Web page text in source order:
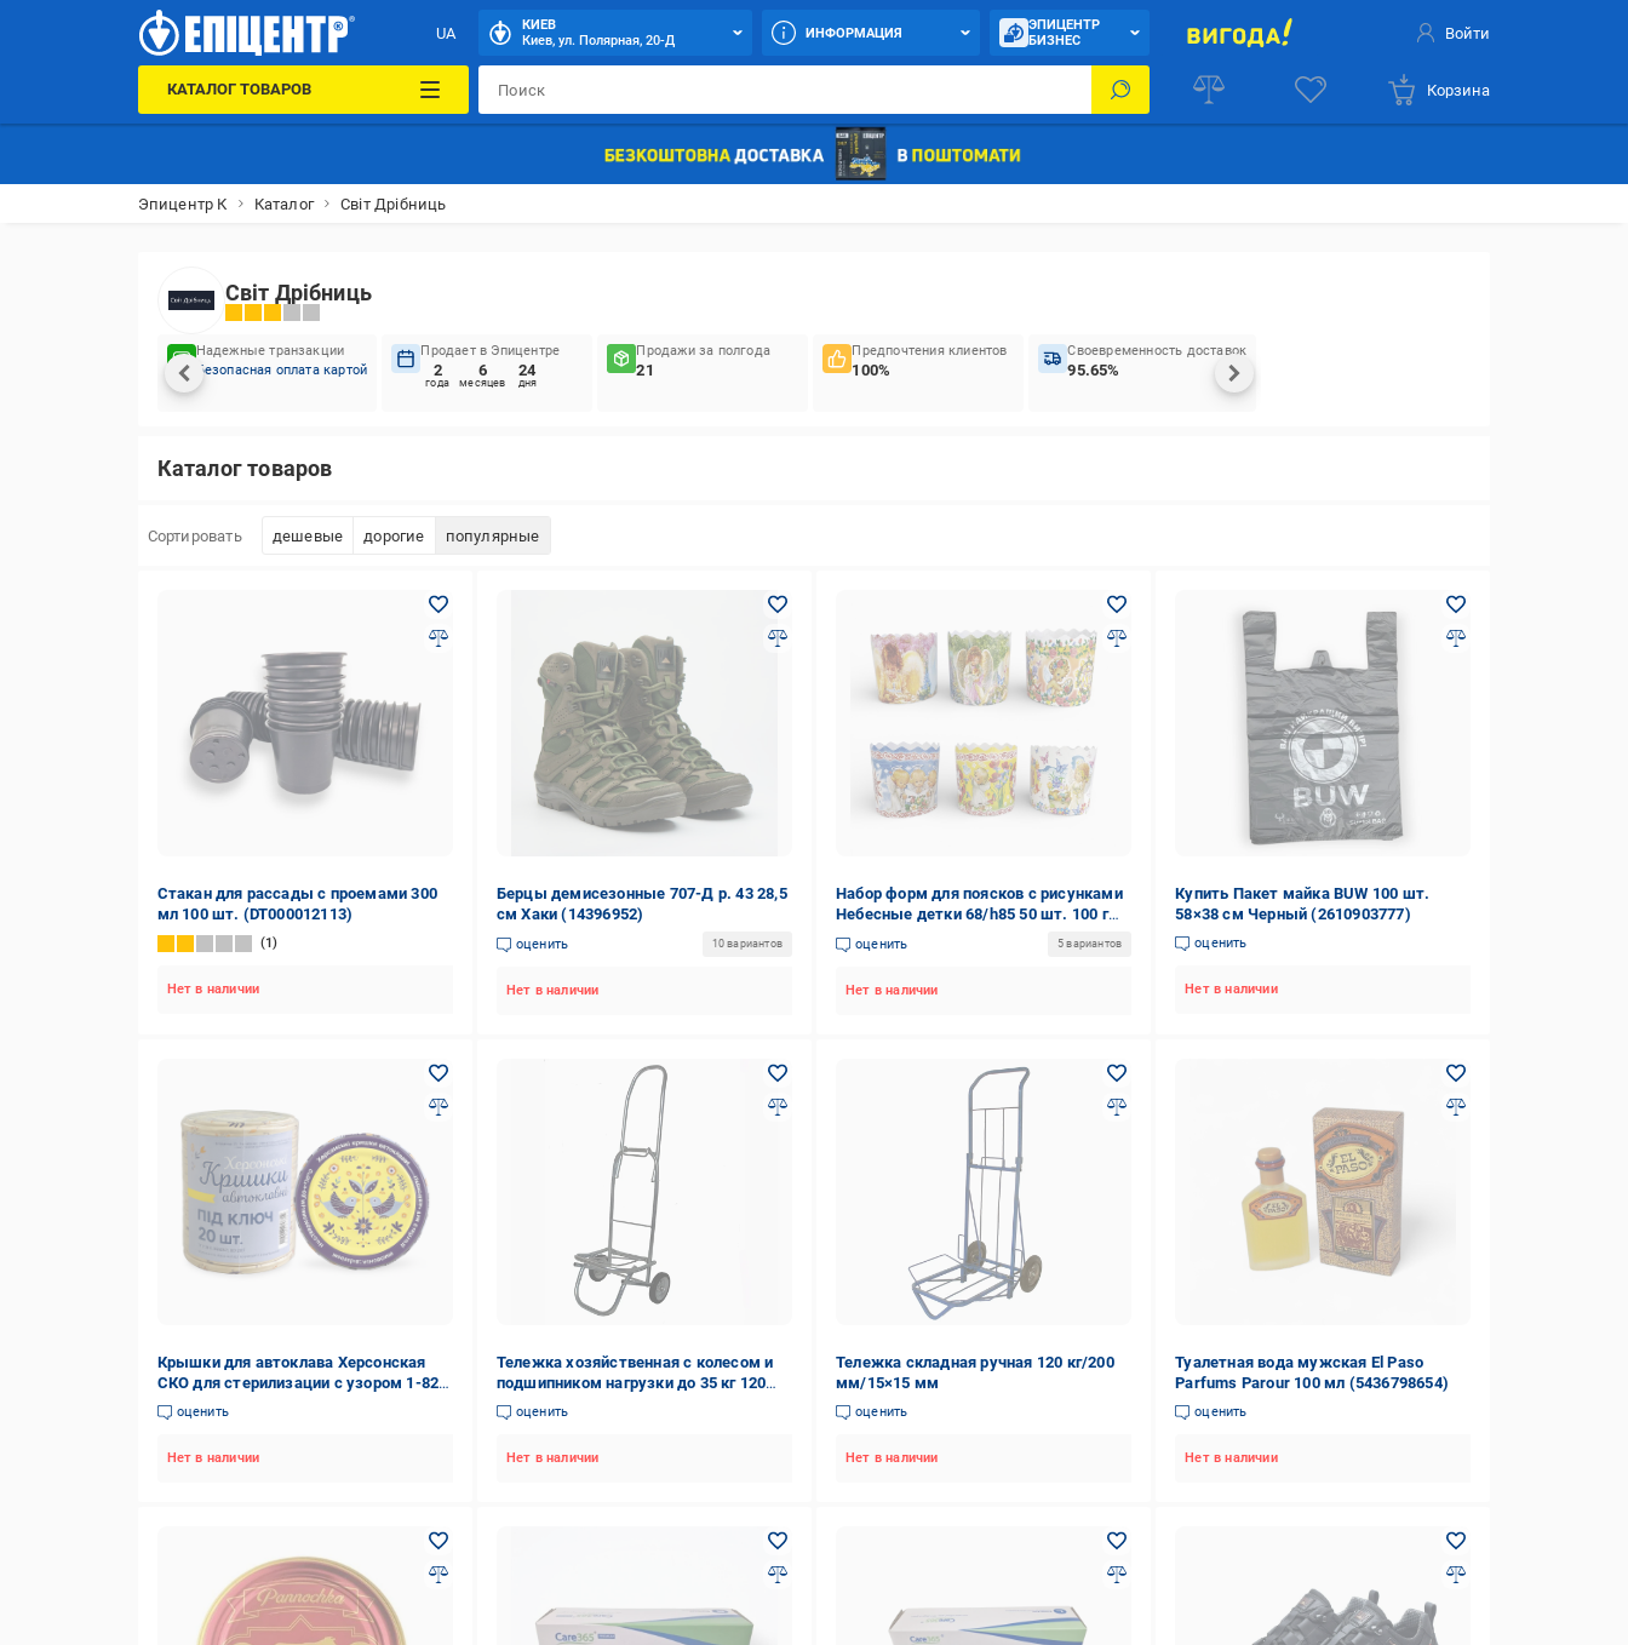
UA
КИЕВ
Киев, ул. Полярная, 20-Д
ИНФОРМАЦИЯ
ЭПИЦЕНТР
БИЗНЕС
Войти
КАТАЛОГ ТОВАРОВ Корзина
Эпицентр К Каталог Світ Дрібниць
Світ Дрібниць
Надежные транзакции
Безопасная оплата картой
Продает в Эпицентре
2
года
6
месяцев
24
дня
Продажи за полгода
21
Предпочтения клиентов
100%
Своевременность доставок
95.65%
Каталог товаров
Сортировать дешевые дорогие популярные
Стакан для рассады с проемами 300
мл 100 шт. (DT000012113)
1
Нет в наличии
Берцы демисезонные 707-Д р. 43 28,5
см Хаки (14396952)
оценить 10 вариантов
Нет в наличии
Набор форм для поясков с рисунками
Небесные детки 68/h85 50 шт. 100 г
Белыйоценить 5 вариантов
Нет в наличии
Купить Пакет майка BUW 100 шт.
58×38 см Черный (2610903777)
оценить
Нет в наличии
Крышки для автоклава Херсонская
СКО для стерилизации с узором 1-82
под ключ 20 шт. до 120°C
оценить
Нет в наличии
Тележка хозяйственная с колесом и
подшипником нагрузки до 35 кг 120
мм (ТМАО-120)
оценить
Нет в наличии
Тележка складная ручная 120 кг/200
мм/15×15 мм
оценить
Нет в наличии
Туалетная вода мужская El Paso
Parfums Parour 100 мл (5436798654)
оценить
Нет в наличии